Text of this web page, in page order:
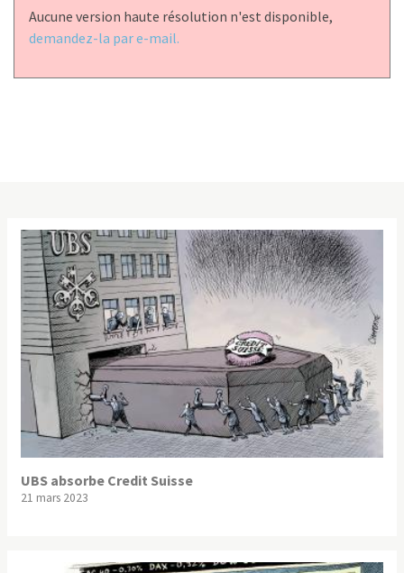
Aucune version haute résolution n'est disponible,
demandez-la par e-mail.
UBS absorbe Credit Suisse
21 mars 2023